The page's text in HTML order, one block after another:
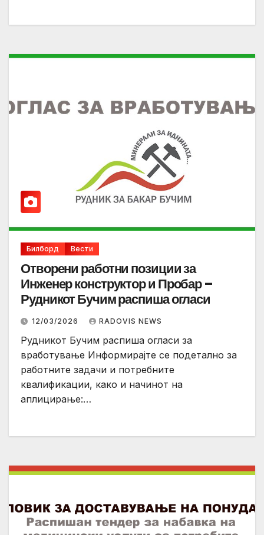
Билборд Вести
Отворени работни позиции за
Инженер конструктор и Пробар –
Рудникот Бучим распиша огласи
12/03/2026 RADOVIS NEWS
Рудникот Бучим распиша огласи за
вработување Информирајте се подетално за
работните задачи и потребните
квалификации, како и начинот на
аплицирање:…